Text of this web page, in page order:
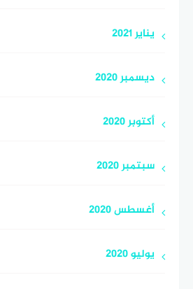
يناير 2021
ديسمبر 2020
أكتوبر 2020
سبتمبر 2020
أغسطس 2020
يوليو 2020